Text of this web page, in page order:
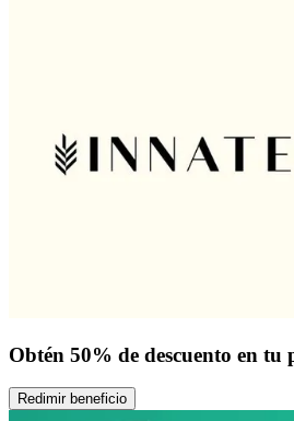
Obtén 50% de descuento en
Redimir beneficio